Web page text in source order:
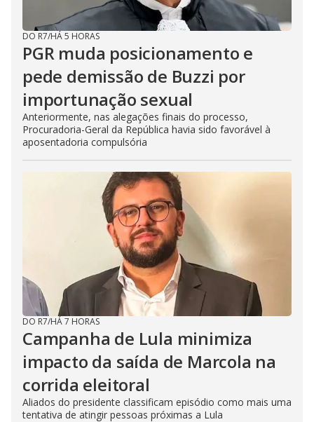
DO R7/HÁ 5 HORAS
PGR muda posicionamento e
pede demissão de Buzzi por
importunação sexual
Anteriormente, nas alegações finais do processo,
Procuradoria-Geral da República havia sido favorável à
aposentadoria compulsória
DO R7/HÁ 7 HORAS
Campanha de Lula minimiza
impacto da saída de Marcola na
corrida eleitoral
Aliados do presidente classificam episódio como mais uma
tentativa de atingir pessoas próximas a Lula